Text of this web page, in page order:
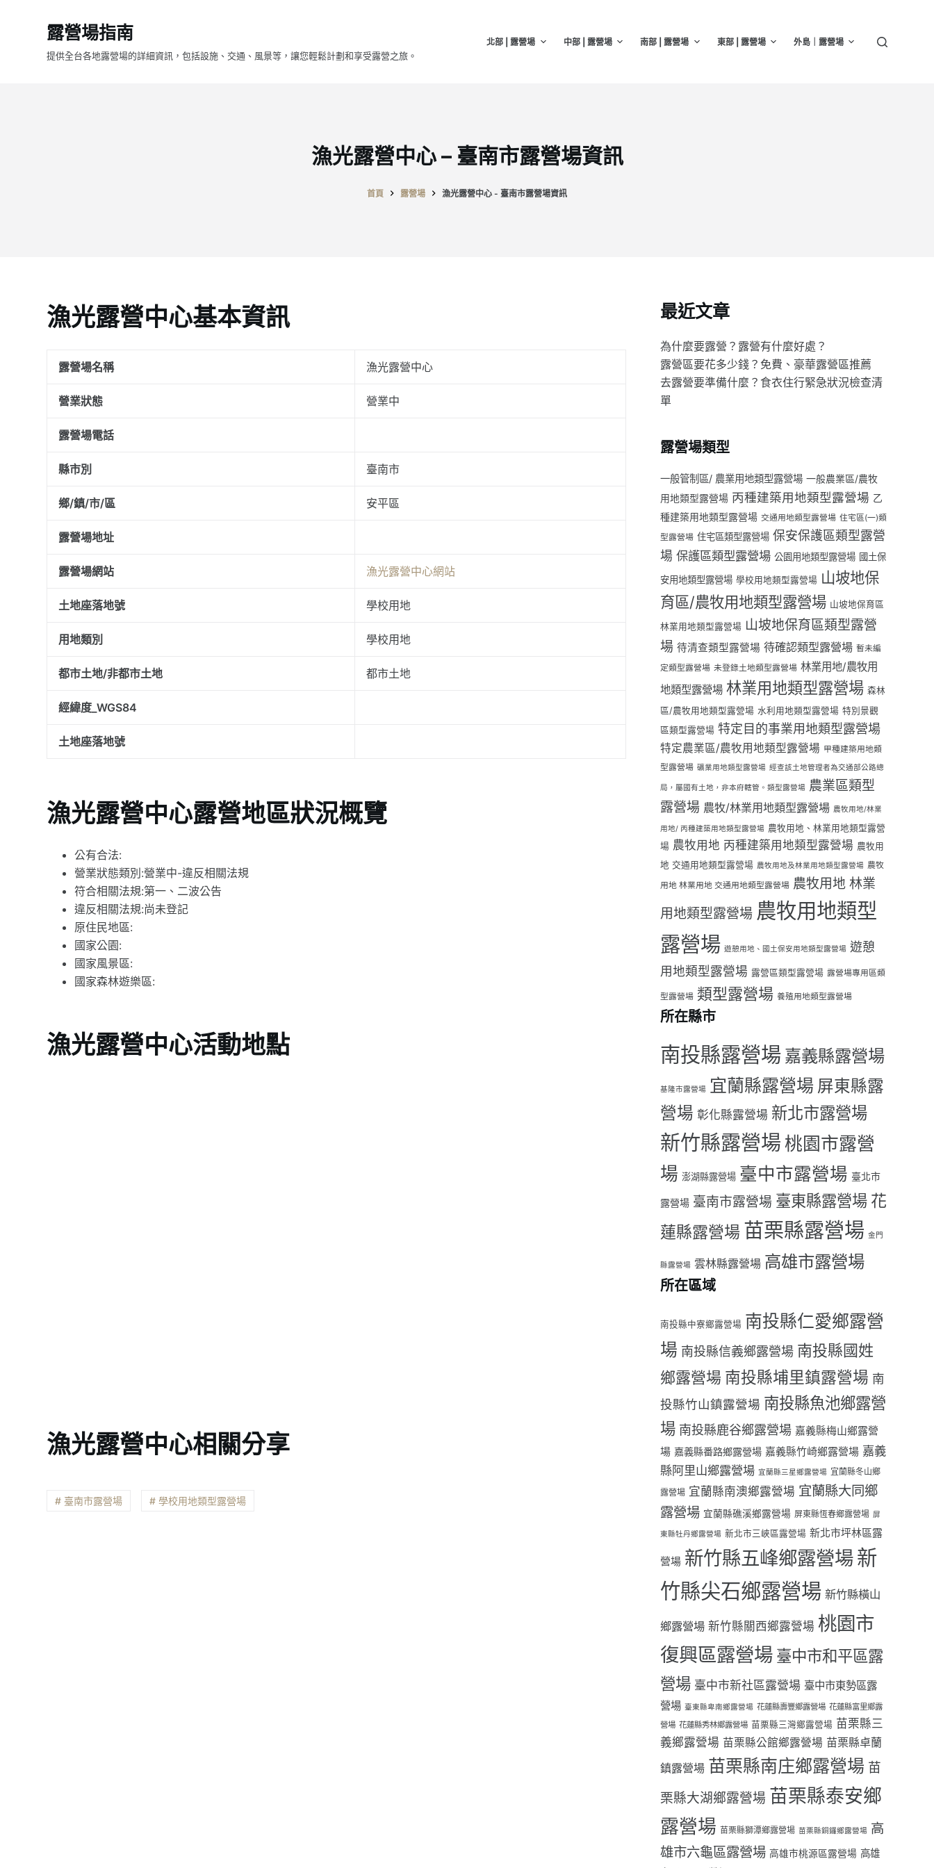
露營場指南
提供全台各地露營場的詳細資訊，包括設施、交通、風景等，讓您輕鬆計劃和享受露營之旅。
北部 | 露營場 中部 | 露營場 南部 | 露營場 東部 | 露營場 外島｜露營場
漁光露營中心 – 臺南市露營場資訊
首頁 露營場 漁光露營中心 - 臺南市露營場資訊
漁光露營中心基本資訊
露營場名稱 漁光露營中心
營業狀態 營業中
露營場電話
縣市別 臺南市
鄉/鎮/市/區 安平區
露營場地址
露營場網站 漁光露營中心網站
土地座落地號 學校用地
用地類別 學校用地
都市土地/非都市土地 都市土地
經緯度_WGS84
土地座落地號
漁光露營中心露營地區狀況概覽
公有合法:
營業狀態類別:營業中-違反相關法規
符合相關法規:第一、二波公告
違反相關法規:尚未登記
原住民地區:
國家公園:
國家風景區:
國家森林遊樂區:
漁光露營中心活動地點
漁光露營中心相關分享
# 臺南市露營場 # 學校用地類型露營場
最近文章
為什麼要露營？露營有什麼好處？
露營區要花多少錢？免費、豪華露營區推薦
去露營要準備什麼？食衣住行緊急狀況檢查清
單
露營場類型
一般管制區/ 農業用地類型露營場 一般農業區/農牧
用地類型露營場 丙種建築用地類型露營場 乙
種建築用地類型露營場 交通用地類型露營場 住宅區(一)類
型露營場 住宅區類型露營場 保安保護區類型露營
場 保護區類型露營場 公園用地類型露營場 國土保
安用地類型露營場 學校用地類型露營場 山坡地保
育區/農牧用地類型露營場 山坡地保育區
林業用地類型露營場 山坡地保育區類型露營
場 待清查類型露營場 待確認類型露營場 暫未編
定類型露營場 未登錄土地類型露營場 林業用地/農牧用
地類型露營場 林業用地類型露營場 森林
區/農牧用地類型露營場 水利用地類型露營場 特別景觀
區類型露營場 特定目的事業用地類型露營場
特定農業區/農牧用地類型露營場 甲種建築用地類
型露營場 礦業用地類型露營場 經查該土地管理者為交通部公路總
局，屬國有土地，非本府轄管。類型露營場 農業區類型
露營場 農牧/林業用地類型露營場 農牧用地/林業
用地/ 丙種建築用地類型露營場 農牧用地、林業用地類型露營
場 農牧用地 丙種建築用地類型露營場 農牧用
地 交通用地類型露營場 農牧用地及林業用地類型露營場 農牧
用地 林業用地 交通用地類型露營場 農牧用地 林業
用地類型露營場 農牧用地類型
露營場 遊憩用地、國土保安用地類型露營場 遊憩
用地類型露營場 露營區類型露營場 露營場專用區類
型露營場 類型露營場 養殖用地類型露營場
所在縣市
南投縣露營場 嘉義縣露營場
基隆市露營場 宜蘭縣露營場 屏東縣露
營場 彰化縣露營場 新北市露營場
新竹縣露營場 桃園市露營
場 澎湖縣露營場 臺中市露營場 臺北市
露營場 臺南市露營場 臺東縣露營場 花
蓮縣露營場 苗栗縣露營場 金門
縣露營場 雲林縣露營場 高雄市露營場
所在區域
南投縣中寮鄉露營場 南投縣仁愛鄉露營
場 南投縣信義鄉露營場 南投縣國姓
鄉露營場 南投縣埔里鎮露營場 南
投縣竹山鎮露營場 南投縣魚池鄉露營
場 南投縣鹿谷鄉露營場 嘉義縣梅山鄉露營
場 嘉義縣番路鄉露營場 嘉義縣竹崎鄉露營場 嘉義
縣阿里山鄉露營場 宜蘭縣三星鄉露營場 宜蘭縣冬山鄉
露營場 宜蘭縣南澳鄉露營場 宜蘭縣大同鄉
露營場 宜蘭縣礁溪鄉露營場 屏東縣恆春鄉露營場 屏
東縣牡丹鄉露營場 新北市三峽區露營場 新北市坪林區露
營場 新竹縣五峰鄉露營場新
竹縣尖石鄉露營場 新竹縣橫山
鄉露營場 新竹縣關西鄉露營場 桃園市
復興區露營場 臺中市和平區露
營場 臺中市新社區露營場 臺中市東勢區露
營場 臺東縣卑南鄉露營場 花蓮縣壽豐鄉露營場 花蓮縣富里鄉露
營場 花蓮縣秀林鄉露營場 苗栗縣三灣鄉露營場 苗栗縣三
義鄉露營場 苗栗縣公館鄉露營場 苗栗縣卓蘭
鎮露營場 苗栗縣南庄鄉露營場 苗
栗縣大湖鄉露營場 苗栗縣泰安鄉
露營場 苗栗縣獅潭鄉露營場 苗栗縣銅鑼鄉露營場 高
雄市六龜區露營場 高雄市桃源區露營場 高雄